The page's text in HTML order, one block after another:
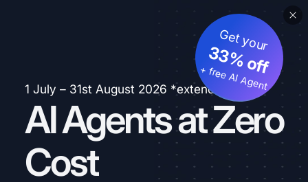
1 July – 31st August 2026 *extended
AI Agents at Zero
Cost
Get your
33% off
+ free AI Agent